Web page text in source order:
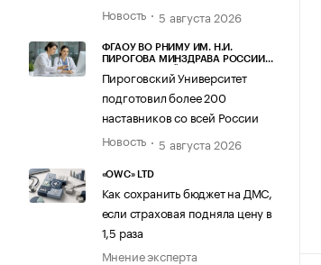
Новость
5 августа 2026
ФГАОУ ВО РНИМУ ИМ. Н.И.
ПИРОГОВА МИНЗДРАВА РОССИИ
Пироговский Университет
подготовил более 200
наставников со всей России
Новость
5 августа 2026
«OWC» LTD
Как сохранить бюджет на ДМС,
если страховая подняла цену в
1,5 раза
Мнение эксперта